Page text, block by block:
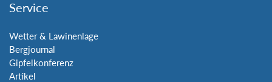
Service
Wetter & Lawinenlage
Bergjournal
Gipfelkonferenz
Artikel